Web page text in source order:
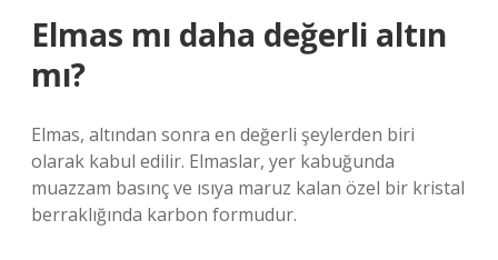
Elmas mı daha değerli altın
mı?
Elmas, altından sonra en değerli şeylerden biri
olarak kabul edilir. Elmaslar, yer kabuğunda
muazzam basınç ve ısıya maruz kalan özel bir kristal
berraklığında karbon formudur.